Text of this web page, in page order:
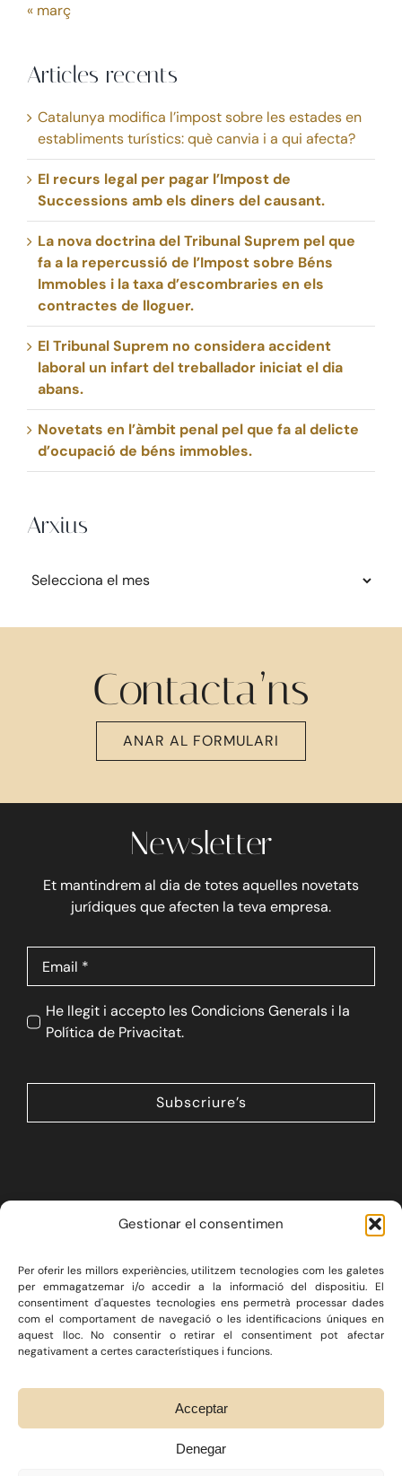
Gestionar el consentimen
Per oferir les millors experiències, utilitzem tecnologies com les galetes
per emmagatzemar i/o accedir a la informació del dispositiu. El
consentiment d'aquestes tecnologies ens permetrà processar dades
com el comportament de navegació o les identificacions úniques en
aquest lloc. No consentir o retirar el consentiment pot afectar
negativament a certes característiques i funcions.
Acceptar
Denegar
« març
Articles recents
Catalunya modifica l’impost sobre les estades en
establiments turístics: què canvia i a qui afecta?
El recurs legal per pagar l’Impost de
Successions amb els diners del causant.
La nova doctrina del Tribunal Suprem pel que
fa a la repercussió de l’Impost sobre Béns
Immobles i la taxa d’escombraries en els
contractes de lloguer.
El Tribunal Suprem no considera accident
laboral un infart del treballador iniciat el dia
abans.
Novetats en l’àmbit penal pel que fa al delicte
d’ocupació de béns immobles.
Arxius
Contacta’ns
ANAR AL FORMULARI
Newsletter
Et mantindrem al dia de totes aquelles novetats
jurídiques que afecten la teva empresa.
He llegit i accepto les Condicions Generals i la
Política de Privacitat.
Subscriure’s
LA FIRMA
SERVEIS JURÍDICS
DRET IMMOBILIARI
CONSULTORIA ECONÒMICA
BLOG CONTACTE
Linkedin